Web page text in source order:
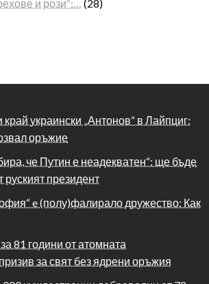
и рози“:… (28)
украински „Антонов“ в Лайпциг:
оръжие
че Путин е неадекватен“: ще бъде
руският президент
e (полу)фалирало дружество: Как
81 години от атомната
за свят без ядрени оръжия